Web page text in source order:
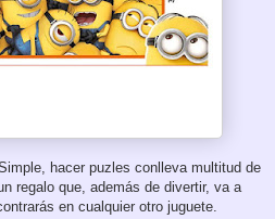
hacer puzles conlleva multitud de
regalo que, además de divertir, va a
en cualquier otro juguete.